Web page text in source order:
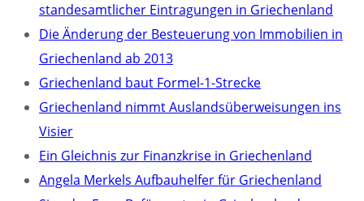
standesamtlicher Eintragungen in Griechenland
Die Änderung der Besteuerung von Immobilien in
Griechenland ab 2013
Griechenland baut Formel-1-Strecke
Griechenland nimmt Auslandsüberweisungen ins
Visier
Ein Gleichnis zur Finanzkrise in Griechenland
Angela Merkels Aufbauhelfer für Griechenland